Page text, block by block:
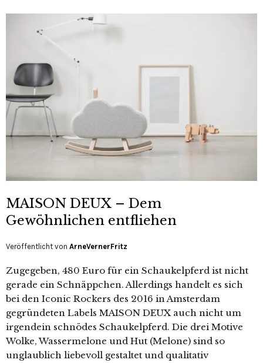
MAISON DEUX – Dem
Gewöhnlichen entfliehen
Veröffentlicht von ArneVernerFritz
Zugegeben, 480 Euro für ein Schaukelpferd ist nicht
gerade ein Schnäppchen. Allerdings handelt es sich
bei den Iconic Rockers des 2016 in Amsterdam
gegründeten Labels MAISON DEUX auch nicht um
irgendein schnödes Schaukelpferd. Die drei Motive
Wolke, Wassermelone und Hut (Melone) sind so
unglaublich liebevoll gestaltet und qualitativ